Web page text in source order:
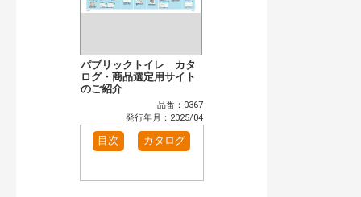
窓・シャッター（1）
インテリア建材（1）
水まわり（2）
洗面化粧室（1）
トイレ（2）
水栓金具（1）
ビル・マンション・店舗（1）
検索
パブリックトイレ カタ
ログ・商品選定用サイト
のご紹介
品番：0367
発行年月：2025/04
目次 カタログ